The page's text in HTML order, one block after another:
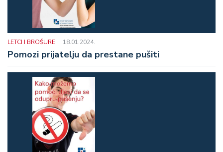
LETCI I BROŠURE 18.01.2024.
Pomozi prijatelju da prestane pušiti